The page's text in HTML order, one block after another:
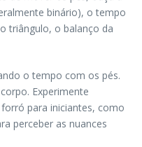
binário), o tempo
triângulo, o balanço da
o tempo com os pés.
Experimente
para iniciantes, como
perceber as nuances